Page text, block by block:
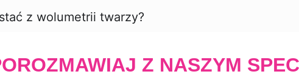
z wolumetrii twarzy?
Z NASZYM